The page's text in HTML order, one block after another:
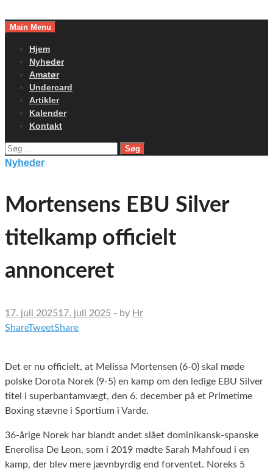
toMain Menu
Hjem
Nyheder
Amatør
Undercard
Artikler
Kalender
Kontakt
Søg
efter:
Nyheder
Mortensens EBU Silver
titelkamp officielt
annonceret
17. juli 202517. juli 2025 - by Hr
ShareTweetShare
Det er nu officielt, at Melissa Mortensen (6-0) skal møde
polske Dorota Norek (9-5) en kamp om den ledige EBU Silver
titel i superbantamvægt, den 6. december på et Primetime
Boxing stævne i Sportium i Varde.
36-årige Norek har blandt andet slået dominikansk-spanske
Enerolisa De Leon, som i 2019 mødte Sarah Mahfoud i en
kamp, der blev mere jævnbyrdig end forventet. Noreks 5